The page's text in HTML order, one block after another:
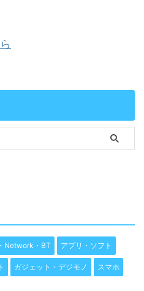
Network・BT アプリ・ソフト
ガジェット・デジモノ スマホ